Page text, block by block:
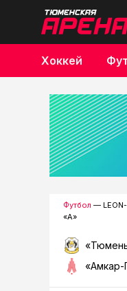
Хоккей
Бокс
Футбол — LEON-
«А»